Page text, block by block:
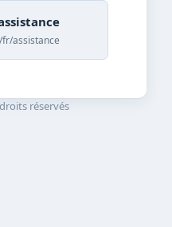
assistance
réservés